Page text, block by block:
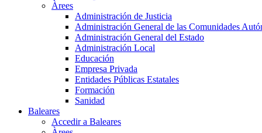
Àrees
Administración de Justicia
Administración General de las Comunidades
Administración General del Estado
Administración Local
Educación
Empresa Privada
Entidades Públicas Estatales
Formación
Sanidad
Baleares
Accedir a Baleares